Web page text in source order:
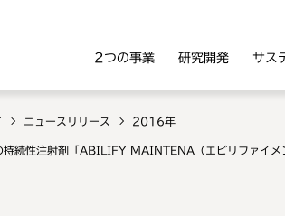
2つの事業 研究開発 サス
ニュースリリース 2016年
持続性注射剤「ABILIFY MAINTENA（エビリファイ